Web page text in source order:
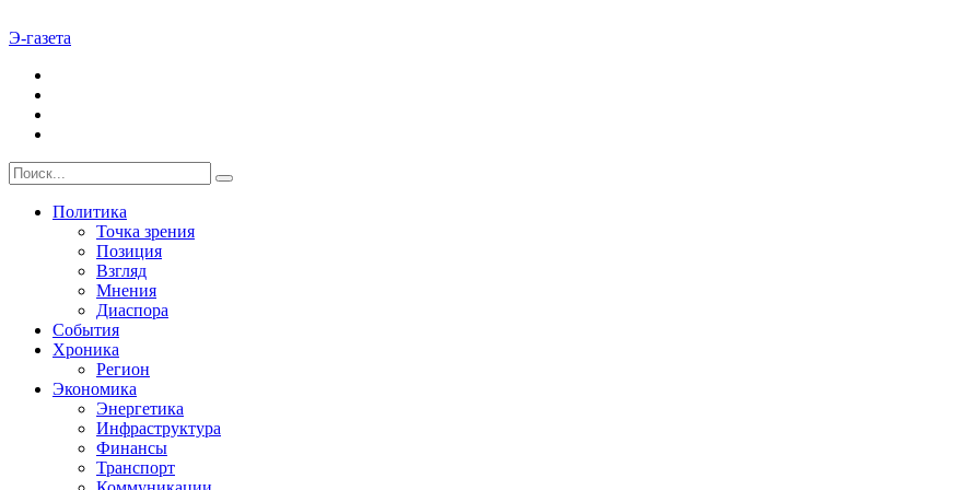
Э-газета
Политика
Точка зрения
Позиция
Взгляд
Мнения
Диаспора
События
Хроника
Регион
Экономика
Энергетика
Инфраструктура
Финансы
Транспорт